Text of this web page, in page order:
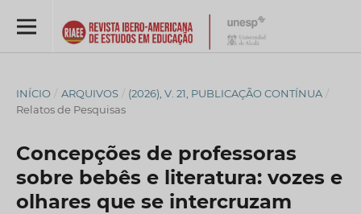
INÍCIO / ARQUIVOS / (2026), V. 21, PUBLICAÇÃO CONTÍNUA /
Relatos de Pesquisas
Concepções de professoras
sobre bebês e literatura: vozes e
olhares que se intercruzam